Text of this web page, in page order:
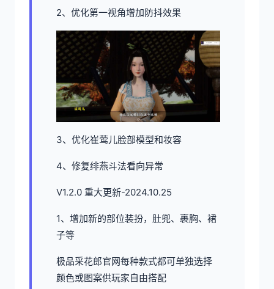
2、优化第一视角增加防抖效果
3、优化崔莺儿脸部模型和妆容
4、修复绯燕斗法看向异常
V1.2.0 重大更新-2024.10.25
1、增加新的部位装扮，肚兜、裹胸、裙
子等
极品采花郎官网每种款式都可单独选择
颜色或图案供玩家自由搭配